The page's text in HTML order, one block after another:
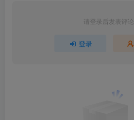
请登录后发表评论
登录